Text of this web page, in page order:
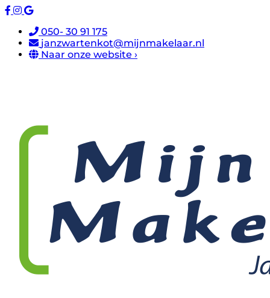
050- 30 91 175
janzwartenkot@mijnmakelaar.nl
Naar onze website ›